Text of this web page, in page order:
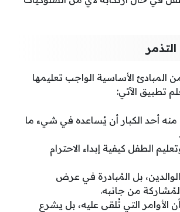
المبادئ الأساسية الواجب تعليمها
تطبيق الآتي:
أحد الكبار أن يُساعده في شيء ما
الطفل كيفية إبداء الاحترام
بل المُبادرة في عرض
من جانبه.
الأوامر التي تُلقى عليه، بل يشرع